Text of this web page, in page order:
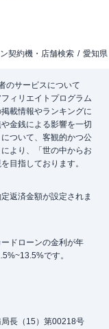
契約機・店舗検索 愛知県
のサービスについて
ィリエイトプログラム
載情報やランキングに
金銭による影響を一切
ついて、客観的かつ公
より、「世の中からお
目指しております。
返済金額が設定されま
ドローンの金利が年
です。
長（15）第00218号